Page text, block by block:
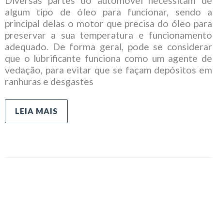
algum tipo de óleo para funcionar, sendo a
principal delas o motor que precisa do óleo para
preservar a sua temperatura e funcionamento
adequado. De forma geral, pode se considerar
que o lubrificante funciona como um agente de
vedação, para evitar que se façam depósitos em
ranhuras e desgastes
LEIA MAIS